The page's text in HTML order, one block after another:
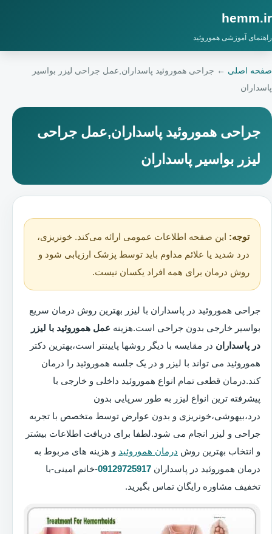
hemm.ir
راهنمای آموزشی هموروئید
صفحه اصلی ← جراحی هموروئید پاسداران,عمل جراحی لیزر بواسیر
پاسداران
جراحی هموروئید پاسداران,عمل جراحی
لیزر بواسیر پاسداران
توجه: این صفحه اطلاعات عمومی ارائه می‌کند. خونریزی،
درد شدید یا علائم مداوم باید توسط پزشک ارزیابی شود و
روش درمان برای همه افراد یکسان نیست.
جراحی هموروئید در پاسداران با لیزر بهترین روش درمان سریع
بواسیر خارجی بدون جراحی است.هزینه عمل هموروئید با لیزر
در پاسداران در مقایسه با دیگر روشها پایینتر است،بهترین دکتر
هموروئید می تواند با لیزر و در یک جلسه هموروئید را درمان
کند.درمان قطعی تمام انواع هموروئید داخلی و خارجی با
پیشرفته ترین انواع لیزر به طور سرپایی بدون
درد،بیهوشی،خونریزی و بدون عوارض توسط متخصص با تجربه
جراحی و لیزر انجام می شود.لطفا برای دریافت اطلاعات بیشتر
و انتخاب بهترین روش درمان هموروئید و هزینه های مربوط به
درمان هموروئید در پاسداران 09129725917-خانم امینی-با
تخفیف مشاوره رایگان تماس بگیرید.